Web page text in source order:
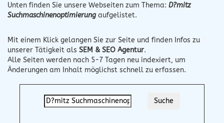
Unten finden Sie unsere Webseiten zum Thema: D?mitz
Suchmaschinenoptimierungaufgelistet.
Mit einem Klick gelangen Sie zur Seite und finden Infos zu
unserer Tätigkeit als SEM & SEO Agentur.
Alle Seiten werden nach 5-7 Tagen neu indexiert, um
Änderungen am Inhalt möglichst schnell zu erfassen.